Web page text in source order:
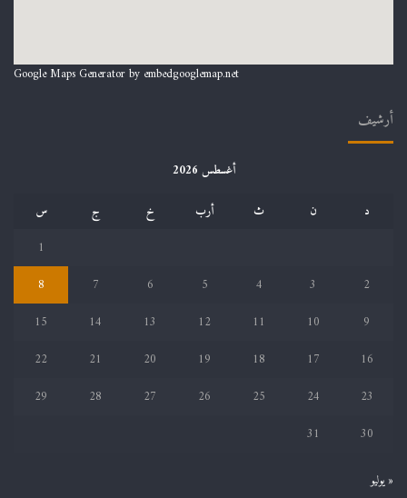
Google Maps Generator by embedgooglemap.net
أرشيف
أغسطس 2026
د
ن ث أرب خ ج
س
1
2
3
4
5
6
7
8
9
10
11
12
13
14
15
16
17
18
19
20
21
22
23
24
25
26
27
28
29
30
31
« يوليو